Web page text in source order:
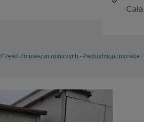
Części do maszyn rolniczych - Zachodniopomorskie